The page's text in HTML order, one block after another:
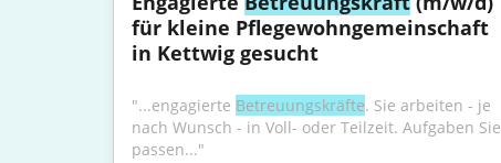
für kleine Pflegewohngemeinschaft
in Kettwig gesucht
"...engagierte Betreuungskräfte. Sie arbeiten - je
nach Wunsch - in Voll- oder Teilzeit. Aufgaben Sie
passen..."